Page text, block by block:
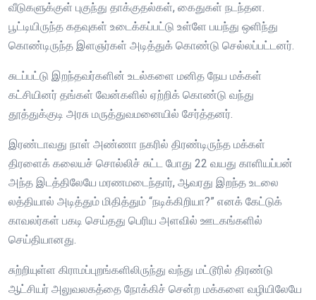
வீடுகளுக்குள் புகுந்து தாக்குதல்கள், கைதுகள் நடந்தன.
பூட்டியிருந்த கதவுகள் உடைக்கப்பட்டு உள்ளே பயந்து ஒளிந்து
கொண்டிருந்த இளஞர்கள் அடித்துக் கொண்டு செல்லப்பட்டனர்.
சுடப்பட்டு இறந்தவர்களின் உடல்களை மனித நேய மக்கள்
கட்சியினர் தங்கள் வேன்களில் ஏற்றிக் கொண்டு வந்து
தூத்துக்குடி அரசு மருத்துவமனையில் சேர்த்தனர்.
இரண்டாவது நாள் அண்ணா நகரில் திரண்டிருந்த மக்கள்
திரளைக் கலையச் சொல்லிச் சுட்ட போது 22 வயது காளியப்பன்
அந்த இடத்திலேயே மரணமடைந்தார், ஆவரது இறந்த உடலை
லத்தியால் அடித்தும் மிதித்தும் “நடிக்கிறியா?” எனக் கேட்டுக்
காவலர்கள் பகடி செய்தது பெரிய அளவில் ஊடகங்களில்
செய்தியானது.
சுற்றியுள்ள கிராமப்புறங்களிலிருந்து வந்து மட்டூரில் திரண்டு
ஆட்சியர் அலுவலகத்தை நோக்கிச் சென்ற மக்களை வழியிலேயே